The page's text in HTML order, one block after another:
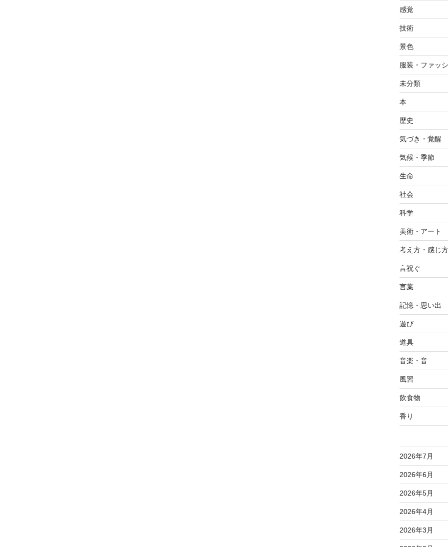
感覚
技術
景色
服装・ファッ
未分類
本
歴史
気づき・覚醒
気候・季節
生命
社会
科学
美術・アート
考え方・感じ方
言祝ぐ
言葉
記憶・思い出
遊び
道具
音楽・音
風習
飲食物
香り
2026年7月
2026年6月
2026年5月
2026年4月
2026年3月